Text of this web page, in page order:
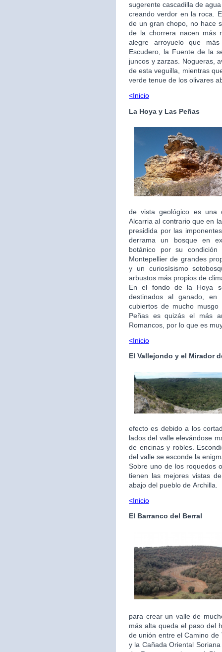
sugerente cascadilla de
creando verdor en la roca.
de un gran chopo, no hace
de la chorrera nacen más
alegre arroyuelo que
Escudero, la Fuente de la
juncos y zarzas. Nogueras,
de esta veguilla, mientras
verde tenue de los olivares
<Inicio
La Hoya y Las Peñas
de vista geológico es una
Alcarria al contrario que en
presidida por las
derrama un bosque en
botánico por su
Montepellier de grandes
y un curiosísismo
arbustos más propios de
En el fondo de la Hoya
destinados al ganado,
cubiertos de mucho
Peñas es quizás el más
Romancos, por lo que es
<Inicio
El Vallejondo y el Mirador
efecto es debido a los
lados del valle elevándose
de encinas y robles.
del valle se esconde la
Sobre uno de los roquedos
tienen las mejores vistas
abajo del pueblo de Archilla.
<Inicio
El Barranco del Berral
para crear un valle de
más alta queda el paso del
de unión entre el Camino de
y la Cañada Oriental